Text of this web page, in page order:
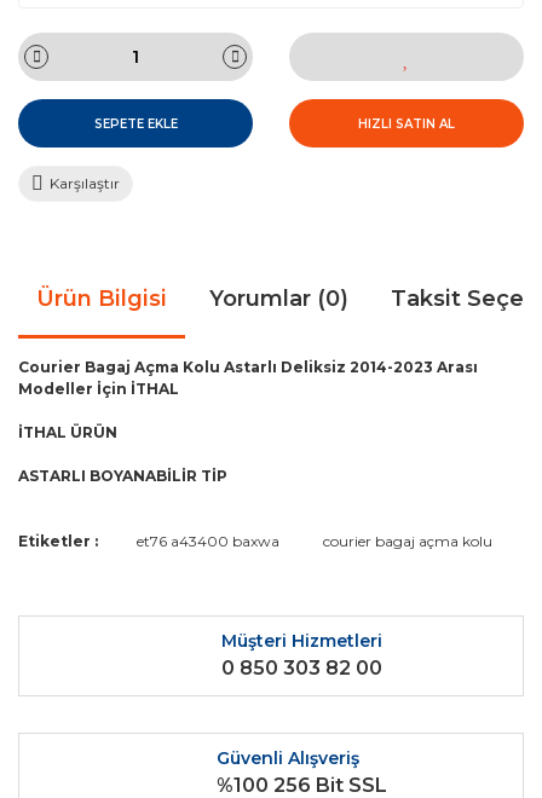
SEPETE EKLE HIZLI SATIN AL
Karşılaştır
Ürün Bilgisi Yorumlar (0) Taksit
Courier Bagaj Açma Kolu Astarlı Deliksiz 2014-2023 Arası
Modeller İçin İTHAL
İTHAL ÜRÜN
ASTARLI BOYANABİLİR TİP
Yorum Yaz
Bu ürünün fiyat bilgisi, resim, ürün açıklamalarında ve diğer
Ürün resmi kalitesiz, bozuk veya görüntülenemiyor.
Ürün açıklamasında eksik bilgiler bulunuyor.
Ürün bilgilerinde hatalar bulunuyor.
Ürün fiyatı diğer sitelerden daha pahalı.
Etiketler : et76 a43400 baxwa courier bagaj açma kolu
Müşteri Hizmetleri
0 850 303 82 00
Güvenli Alışveriş
%100 256 Bit SSL